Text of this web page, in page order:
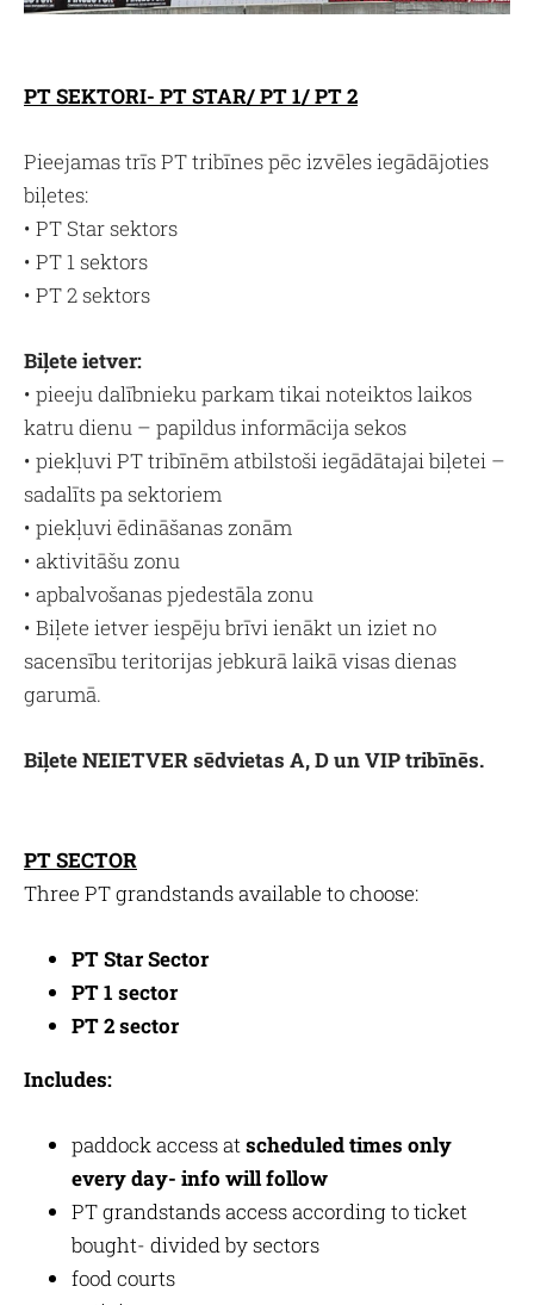
PT SEKTORI- PT STAR/ PT 1/ PT 2
Pieejamas trīs PT tribīnes pēc izvēles iegādājoties
biļetes:
• PT Star sektors
• PT 1 sektors
• PT 2 sektors
Biļete ietver:
• pieeju dalībnieku parkam tikai noteiktos laikos
katru dienu – papildus informācija sekos
• piekļuvi PT tribīnēm atbilstoši iegādātajai biļetei –
sadalīts pa sektoriem
• piekļuvi ēdināšanas zonām
• aktivitāšu zonu
• apbalvošanas pjedestāla zonu
• Biļete ietver iespēju brīvi ienākt un iziet no
sacensību teritorijas jebkurā laikā visas dienas
garumā.
Biļete NEIETVER sēdvietas A, D un VIP tribīnēs.
PT SECTOR
Three PT grandstands available to choose:
PT Star Sector
PT 1 sector
PT 2sector
Includes:
paddock access atscheduled times only
every day- info will follow
PT grandstands access according to ticket
bought- divided by sectors
food courts